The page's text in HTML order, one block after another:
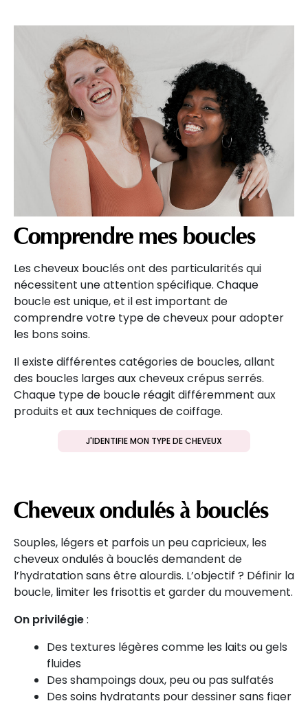
Comprendre mes boucles
Les cheveux bouclés ont des particularités qui
nécessitent une attention spécifique. Chaque
boucle est unique, et il est important de
comprendre votre type de cheveux pour adopter
les bons soins.
Il existe différentes catégories de boucles, allant
des boucles larges aux cheveux crépus serrés.
Chaque type de boucle réagit différemment aux
produits et aux techniques de coiffage.
J'IDENTIFIE MON TYPE DE CHEVEUX
Cheveux ondulés à bouclés
Souples, légers et parfois un peu capricieux, les
cheveux ondulés à bouclés demandent de
l’hydratation sans être alourdis. L’objectif ? Définir la
boucle, limiter les frisottis et garder du mouvement.
On privilégie:
Des textures légères comme les laits ou gels
fluides
Des shampoings doux, peu ou pas sulfatés
Des soins hydratants pour dessiner sans figer